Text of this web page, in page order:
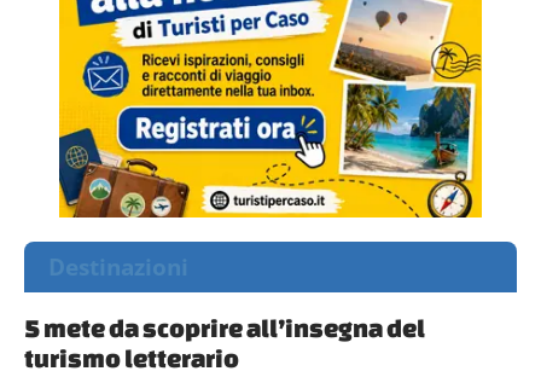
Destinazioni
5 mete da scoprire all’insegna del
turismo letterario